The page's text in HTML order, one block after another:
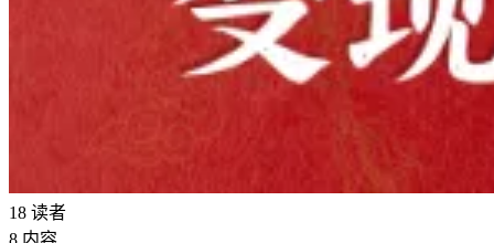
18 读者
8 内容